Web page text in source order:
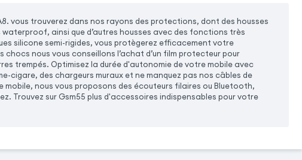
vous trouverez dans nos rayons des protections, dont des housses
ainsi que d’autres housses avec des fonctions très
silicone semi-rigides, vous protègerez efficacement votre
nous vous conseillons l’achat d’un film protecteur pour
trempés. Optimisez la durée d'autonomie de votre mobile avec
cigare, des chargeurs muraux et ne manquez pas nos câbles de
mobile, nous vous proposons des écouteurs filaires ou Bluetooth,
Trouvez sur Gsm55 plus d'accessoires indispensables pour votre